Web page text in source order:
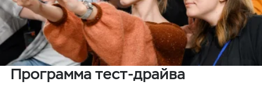
Программа тест-драйва